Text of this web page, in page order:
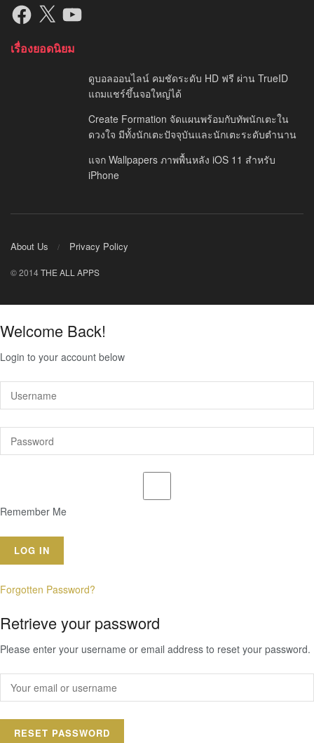
Facebook
X YouTube
เรื่องยอดนิยม
ดูบอลออนไลน์ คมชัดระดับ HD ฟรี ผ่าน TrueID
แถมแชร์ขึ้นจอใหญ่ได้
Create Formation จัดแผนพร้อมกับทัพนักเตะใน
ดวงใจ มีทั้งนักเตะปัจจุบันและนักเตะระดับตำนาน
แจก Wallpapers ภาพพื้นหลัง iOS 11 สำหรับ
iPhone
About Us Privacy Policy
© 2014THE ALL APPS
Welcome Back!
Login to your account below
Remember Me
Forgotten Password?
Retrieve your password
Please enter your username or email address to reset your password.